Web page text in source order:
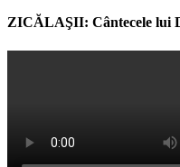
ZICĂLAŞII: Cântecele lui